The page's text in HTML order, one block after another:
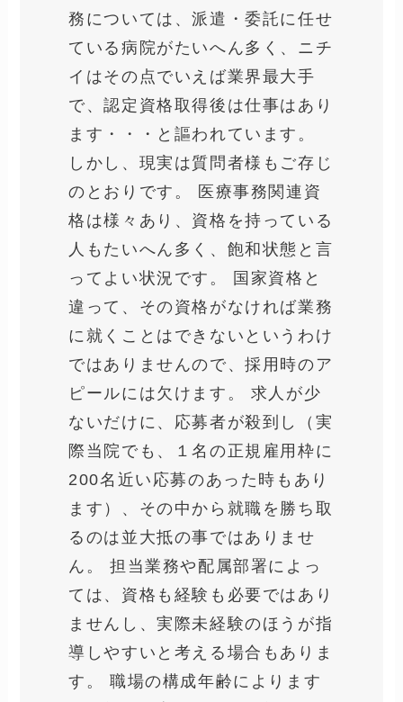
務については、派遣・委託に任せ
ている病院がたいへん多く、ニチ
イはその点でいえば業界最大手
で、認定資格取得後は仕事はあり
ます・・・と謳われています。
しかし、現実は質問者様もご存じ
のとおりです。 医療事務関連資
格は様々あり、資格を持っている
人もたいへん多く、飽和状態と言
ってよい状況です。 国家資格と
違って、その資格がなければ業務
に就くことはできないというわけ
ではありませんので、採用時のア
ピールには欠けます。 求人が少
ないだけに、応募者が殺到し（実
際当院でも、１名の正規雇用枠に
200名近い応募のあった時もあり
ます）、その中から就職を勝ち取
るのは並大抵の事ではありませ
ん。 担当業務や配属部署によっ
ては、資格も経験も必要ではあり
ませんし、実際未経験のほうが指
導しやすいと考える場合もありま
す。 職場の構成年齢によります